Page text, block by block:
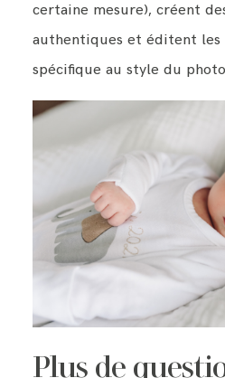
certaine mesure), créent
authentiques et éditent les
spécifique au style du
Plus de